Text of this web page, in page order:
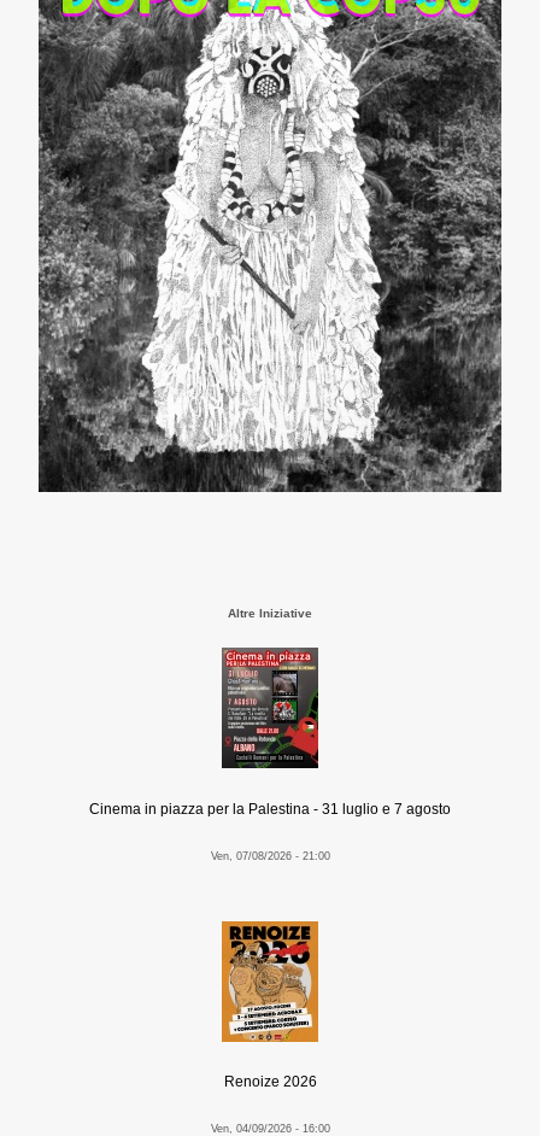
Altre Iniziative
Cinema in piazza per la Palestina - 31 luglio e 7 agosto
Ven, 07/08/2026 - 21:00
Renoize 2026
Ven, 04/09/2026 - 16:00